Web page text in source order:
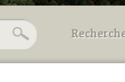
Utilisez les